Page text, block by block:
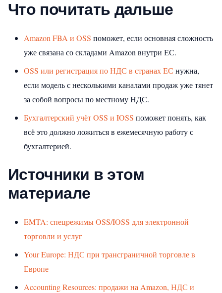
Что почитать дальше
Amazon FBA и OSS поможет, если основная сложность
уже связана со складами Amazon внутри ЕС.
OSS или регистрация по НДС в странах ЕС нужна,
если модель с несколькими каналами продаж уже тянет
за собой вопросы по местному НДС.
Бухгалтерский учёт OSS и IOSS поможет понять, как
всё это должно ложиться в ежемесячную работу с
бухгалтерией.
Источники в этом
материале
EMTA: спецрежимы OSS/IOSS для электронной
торговли и услуг
Your Europe: НДС при трансграничной торговле в
Европе
Accounting Resources: продажи на Amazon, НДС и